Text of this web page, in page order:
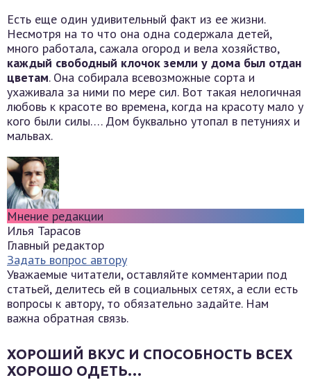
Есть еще один удивительный факт из ее жизни.
Несмотря на то что она одна содержала детей,
много работала, сажала огород и вела хозяйство,
каждый свободный клочок земли у дома был отдан
цветам. Она собирала всевозможные сорта и
ухаживала за ними по мере сил. Вот такая нелогичная
любовь к красоте во времена, когда на красоту мало у
кого были силы…. Дом буквально утопал в петуниях и
мальвах.
Мнение редакции
Илья Тарасов
Главный редактор
Задать вопрос автору
Уважаемые читатели, оставляйте комментарии под
статьей, делитесь ей в социальных сетях, а если есть
вопросы к автору, то обязательно задайте. Нам
важна обратная связь.
ХОРОШИЙ ВКУС И СПОСОБНОСТЬ ВСЕХ
ХОРОШО ОДЕТЬ…